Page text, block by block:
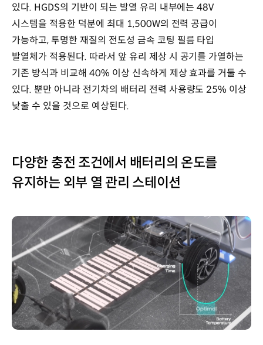
있다. HGDS의 기반이 되는 발열 유리 내부에는 48V
시스템을 적용한 덕분에 최대 1,500W의 전력 공급이
가능하고, 투명한 재질의 전도성 금속 코팅 필름 타입
발열체가 적용된다. 따라서 앞 유리 제상 시 공기를 가열하는
기존 방식과 비교해 40% 이상 신속하게 제상 효과를 거둘 수
있다. 뿐만 아니라 전기차의 배터리 전력 사용량도 25% 이상
낮출 수 있을 것으로 예상된다.
다양한 충전 조건에서 배터리의 온도를
유지하는 외부 열 관리 스테이션